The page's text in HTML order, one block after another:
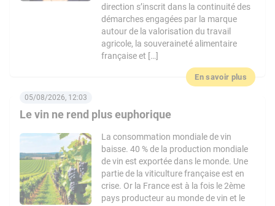
direction s’inscrit dans la continuité des
démarches engagées par la marque
autour de la valorisation du travail
agricole, la souveraineté alimentaire
française et […]
En savoir plus
Le vin ne rend plus euphorique
05/08/2026, 12:03
La consommation mondiale de vin
baisse. 40 % de la production mondiale
de vin est exportée dans le monde. Une
partie de la viticulture française est en
crise. Or la France est à la fois le 2ème
pays producteur au monde de vin et le